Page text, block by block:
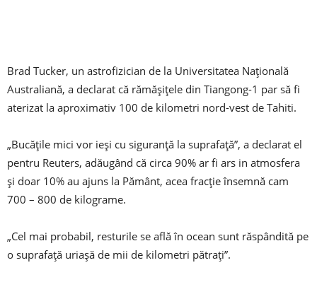
Brad Tucker, un astrofizician de la Universitatea Națională
Australiană, a declarat că rămășițele din Tiangong-1 par să fi
aterizat la aproximativ 100 de kilometri nord-vest de Tahiti.
„Bucățile mici vor ieși cu siguranță la suprafață”, a declarat el
pentru Reuters, adăugând că circa 90% ar fi ars in atmosfera
și doar 10% au ajuns la Pământ, acea fracție însemnă cam
700 – 800 de kilograme.
„Cel mai probabil, resturile se află în ocean sunt răspândită pe
o suprafață uriașă de mii de kilometri pătrați”.